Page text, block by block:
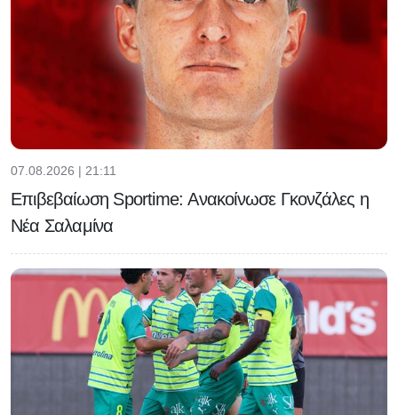
07.08.2026 | 21:11
Επιβεβαίωση Sportime: Ανακοίνωσε Γκονζάλες η
Νέα Σαλαμίνα